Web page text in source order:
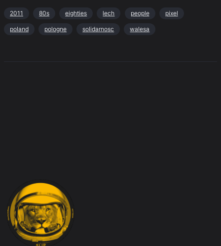
2011 80s eighties lech people pixel
poland pologne solidarnosc walesa